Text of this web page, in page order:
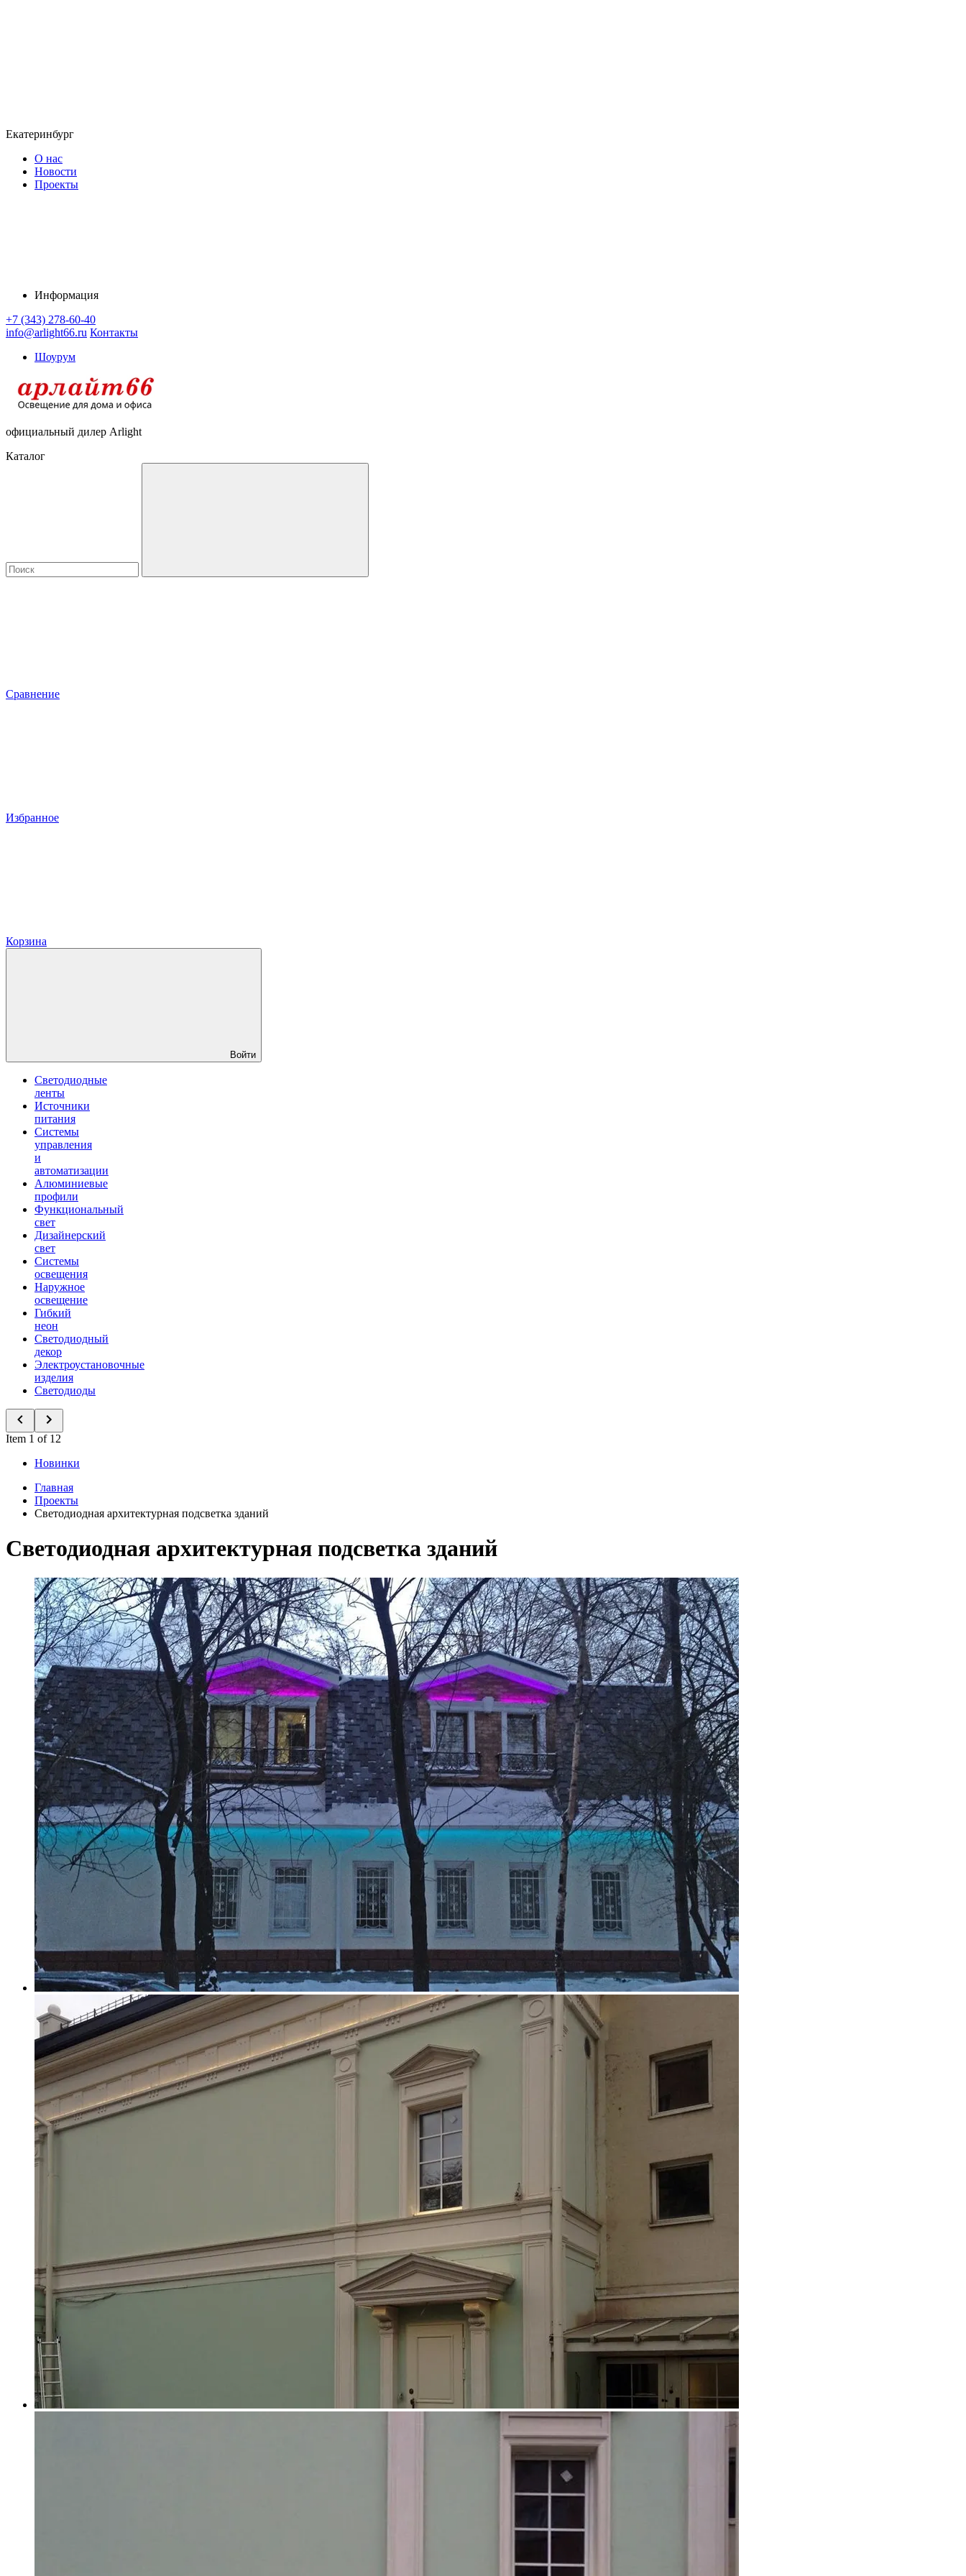
Екатеринбург
О нас
Новости
Проекты
Информация
+7 (343) 278-60-40
info@arlight66.ru Контакты
Шоурум
официальный дилер Arlight
Каталог
Сравнение
Избранное
Корзина
Войти
Светодиодные
ленты
Источники
питания
Системы
управления
и
автоматизации
Алюминиевые
профили
Функциональный
свет
Дизайнерский
свет
Системы
освещения
Наружное
освещение
Гибкий
неон
Светодиодный
декор
Электроустановочные
изделия
Светодиоды
Item 1 of 12
Новинки
Главная
Проекты
Светодиодная архитектурная подсветка зданий
Светодиодная архитектурная подсветка зданий